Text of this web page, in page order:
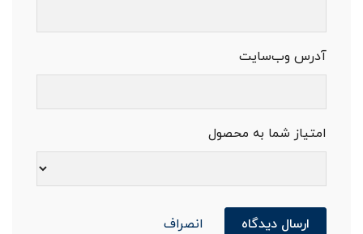
آدرس وب‌سایت
امتیاز شما به محصول
ارسال دیدگاه انصراف